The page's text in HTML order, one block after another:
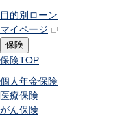
目的別ローン
マイページ
保険
保険TOP
個人年金保険
医療保険
がん保険